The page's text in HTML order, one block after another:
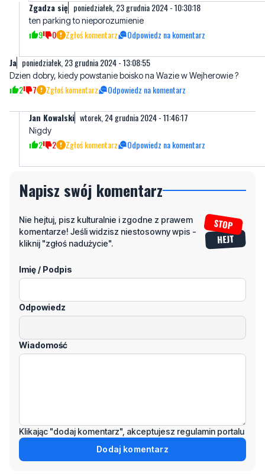
Zgadza się poniedziałek, 23 grudnia 2024 - 10:30:18
ten parking to nieporozumienie
9 0 Zgłoś komentarz Odpowiedz na komentarz
Ja poniedziałek, 23 grudnia 2024 - 13:08:55
Dzien dobry, kiedy powstanie boisko na Wazie w Wejherowie ?
2 7 Zgłoś komentarz Odpowiedz na komentarz
Jan Kowalski wtorek, 24 grudnia 2024 - 11:46:17
Nigdy
2 2 Zgłoś komentarz Odpowiedz na komentarz
Napisz swój komentarz
Nie hejtuj, pisz kulturalnie i zgodne z prawem
komentarze! Jeśli widzisz niestosowny wpis -
kliknij "zgłoś nadużycie".
Imię / Podpis
Odpowiedz
Wiadomość
Klikając "dodaj komentarz", akceptujesz regulamin portalu
Dodaj komentarz